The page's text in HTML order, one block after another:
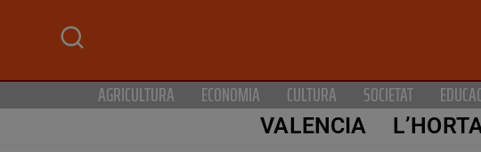
AGRICULTURA ECONOMIA CULTURA SOCIETAT
VALENCIA